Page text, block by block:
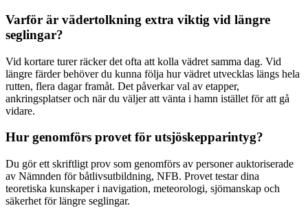
Varför är vädertolkning extra viktig vid längre
seglingar?
Vid kortare turer räcker det ofta att kolla vädret samma dag. Vid
längre färder behöver du kunna följa hur vädret utvecklas längs hela
rutten, flera dagar framåt. Det påverkar val av etapper,
ankringsplatser och när du väljer att vänta i hamn istället för att gå
vidare.
Hur genomförs provet för utsjöskepparintyg?
Du gör ett skriftligt prov som genomförs av personer auktoriserade
av Nämnden för båtlivsutbildning, NFB. Provet testar dina
teoretiska kunskaper i navigation, meteorologi, sjömanskap och
säkerhet för längre seglingar.